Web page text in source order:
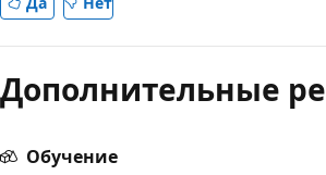
Дополнительные
Обучение